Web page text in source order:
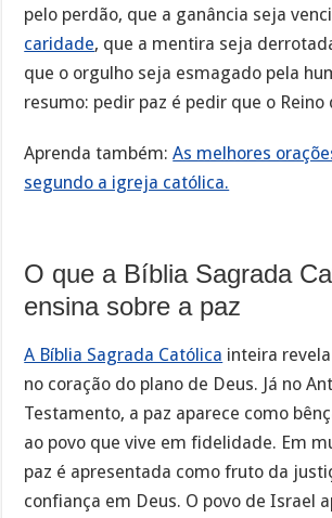
pelo perdão, que a ganância seja
caridade, que a mentira seja
que o orgulho seja esmagado pela
resumo: pedir paz é pedir que o Reino
Aprenda também:As melhores
segundo a igreja católica.
O que a Bíblia Sagrada
ensina sobre a paz
A Bíblia Sagrada Católica inteira
no coração do plano de Deus. Já no
Testamento, a paz aparece como
ao povo que vive em fidelidade. Em
paz é apresentada como fruto da
confiança em Deus. O povo de Israel